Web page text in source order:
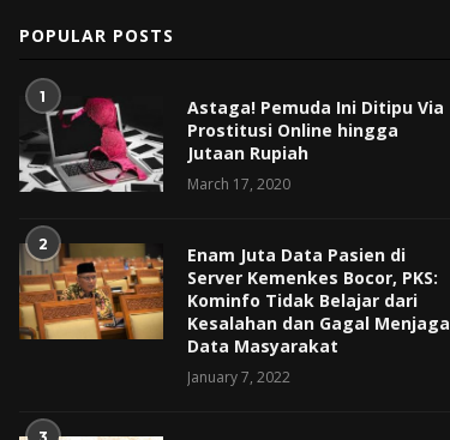
POPULAR POSTS
1
Astaga! Pemuda Ini Ditipu Via
Prostitusi Online hingga
Jutaan Rupiah
March 17, 2020
2
Enam Juta Data Pasien di
Server Kemenkes Bocor, PKS:
Kominfo Tidak Belajar dari
Kesalahan dan Gagal Menjaga
Data Masyarakat
January 7, 2022